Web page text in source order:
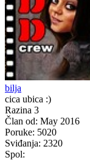
bilja
cica ubica :)
Razina 3
Član od: May 2016
Poruke: 5020
Sviđanja: 2320
Spol: